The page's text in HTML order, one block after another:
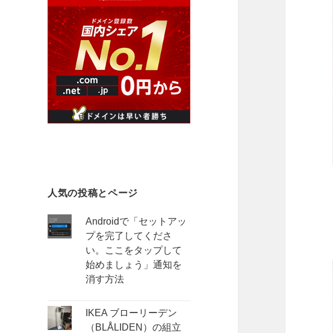
人気の投稿とページ
Androidで「セットアッ
プを完了してくださ
い。ここをタップして
始めましょう」通知を
消す方法
IKEA ブローリーデン
（BLÅLIDEN）の組立